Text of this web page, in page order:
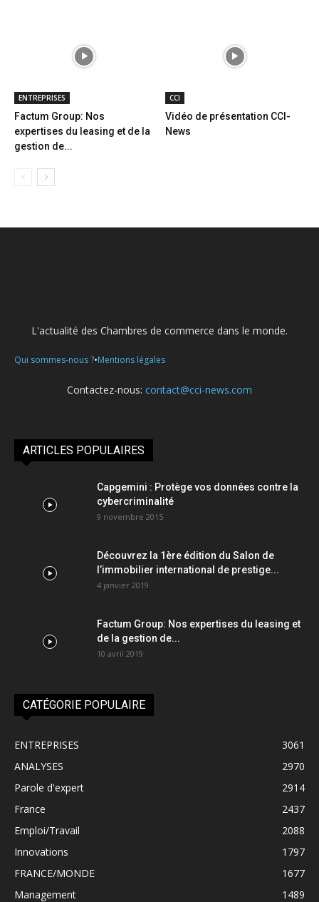
ENTREPRISES
Factum Group: Nos
expertises du leasing et de la
gestion de...
CCI
Vidéo de présentation CCI-
News
L'actualité des Chambres de commerce dans le monde.
Qui sommes-nous ?•Mentions légales
Contactez-nous: contact@cci-news.com
ARTICLES POPULAIRES
Capgemini : Protège vos données contre la
cybercriminalité
9 novembre 2015
Découvrez la 1ère édition du Salon de
l’immobilier international de prestige...
4 janvier 2019
Factum Group: Nos expertises du leasing et
de la gestion de...
10 avril 2019
CATÉGORIE POPULAIRE
ENTREPRISES
3061
ANALYSES
2970
Parole d'expert
2914
France
2437
Emploi/Travail
2088
Innovations
1797
FRANCE/MONDE
1677
Management
1489